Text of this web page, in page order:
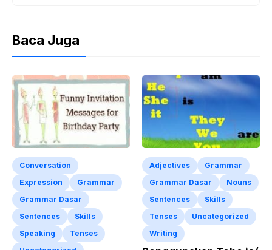
Baca Juga
Conversation
Expression
Grammar
Grammar Dasar
Sentences
Skills
Speaking
Tenses
Adjectives
Grammar
Grammar Dasar
Nouns
Sentences
Skills
Tenses
Uncategorized
Writing